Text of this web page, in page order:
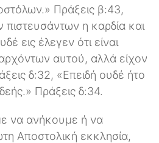
Πράξεις β:43,
η καρδία και
εις έλεγεν ότι είναι
αυτού, αλλά είχον
δ:32, «Επειδή ουδέ ήτο
Πράξεις δ:34.
να ανήκουμε ή να
Αποστολική εκκλησία,